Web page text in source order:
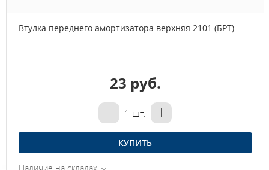
Втулка переднего амортизатора верхняя 2101 (БРТ)
23 руб.
1 шт.
КУПИТЬ